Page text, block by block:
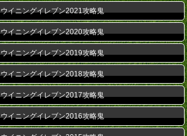
ウイニングイレブン2021攻略鬼
ウイニングイレブン2020攻略鬼
ウイニングイレブン2019攻略鬼
ウイニングイレブン2018攻略鬼
ウイニングイレブン2017攻略鬼
ウイニングイレブン2016攻略鬼